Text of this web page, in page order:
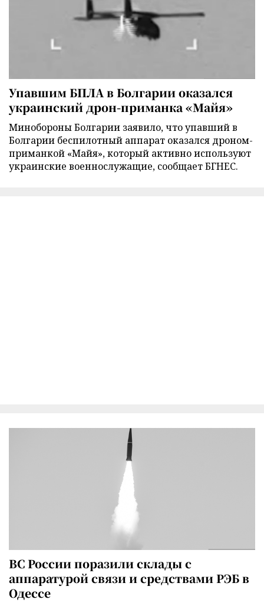
Упавшим БПЛА в Болгарии оказался
украинский дрон-приманка «Майя»
Минобороны Болгарии заявило, что упавший в
Болгарии беспилотный аппарат оказался дроном-
приманкой «Майя», который активно используют
украинские военнослужащие, сообщает БГНЕС.
ВС России поразили склады с
аппаратурой связи и средствами РЭБ в
Одессе